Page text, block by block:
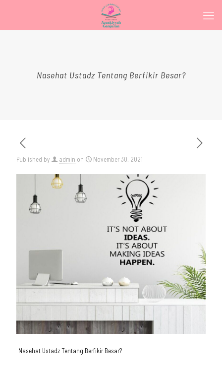
Nasehat Ustadz Tentang Berfikir Besar?
Published by admin on November 30, 2021
Nasehat Ustadz Tentang Berfikir Besar?